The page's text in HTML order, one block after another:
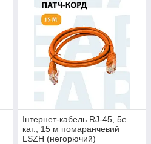
Інтернет-кабель RJ-45, 5е
кат., 15 м помаранчевий
LSZH (негорючий)